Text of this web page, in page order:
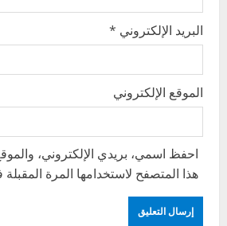
البريد الإلكتروني *
الموقع الإلكتروني
احفظ اسمي، بريدي الإلكتروني،
هذا المتصفح لاستخدامها المرة